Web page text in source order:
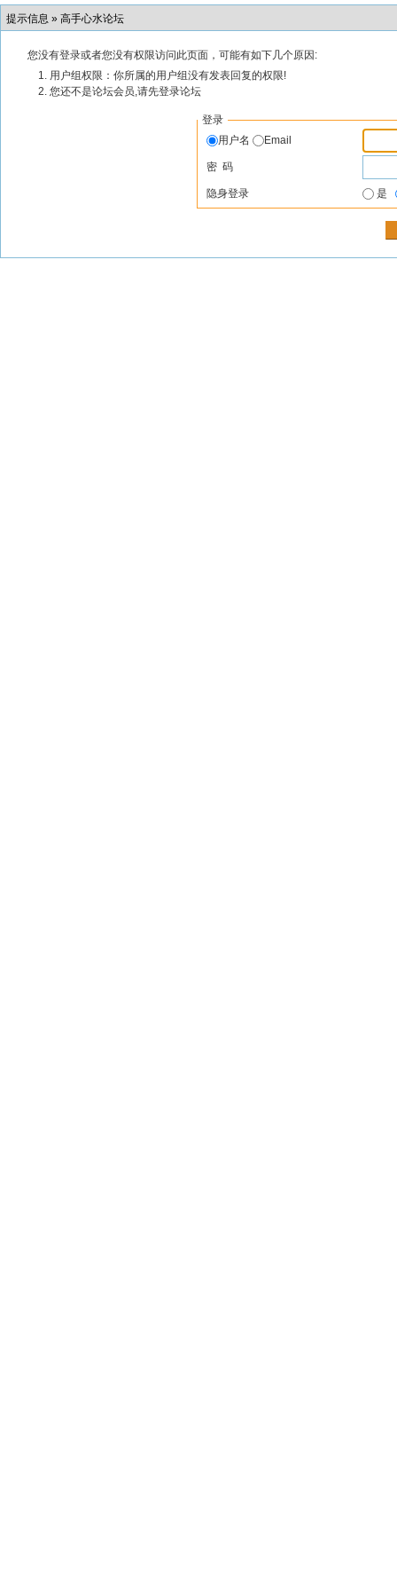
提示信息 » 高手心水论坛
您没有登录或者您没有权限访问此页面，可能有如下几个原因:
用户组权限：你所属的用户组没有发表回复的权限!
您还不是论坛会员,请先登录论坛
登录
用户名
Email
密 码
隐身登录 是